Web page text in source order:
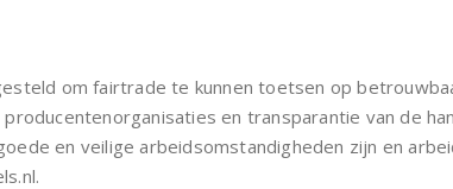
om fairtrade te kunnen toetsen op
en transparantie van de
en veilige arbeidsomstandigheden zijn en